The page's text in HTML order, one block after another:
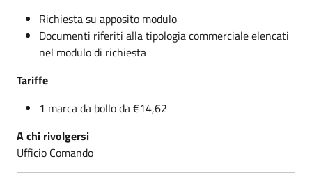
Richiesta su apposito modulo
Documenti riferiti alla tipologia commerciale elencati
nel modulo di richiesta
Tariffe
1 marca da bollo da €14,62
A chi rivolgersi
Ufficio Comando